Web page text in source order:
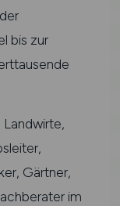
bis zur
Landwirte,
Gärtner,
im